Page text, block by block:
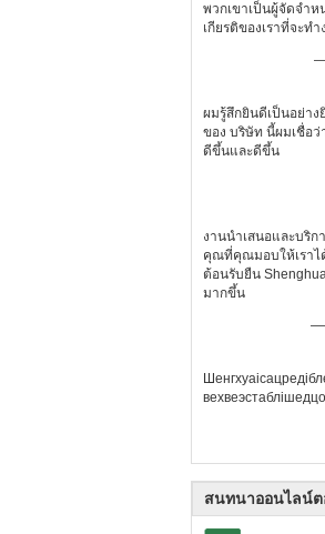
พวกเขาเป็นผู้จัดจำ
เกียรติของเราที่จะท
ผมรู้สึกยินดีเป็นอย่าง
ของ บริษัท นี้ผมเชื่อว่
ดีขึ้นและดีขึ้น
งานนำเสนอและบริก
คุณที่คุณมอบให้เราไ
ต้อนรับยืน
มากขึ้น
สนทนาออนไลน์